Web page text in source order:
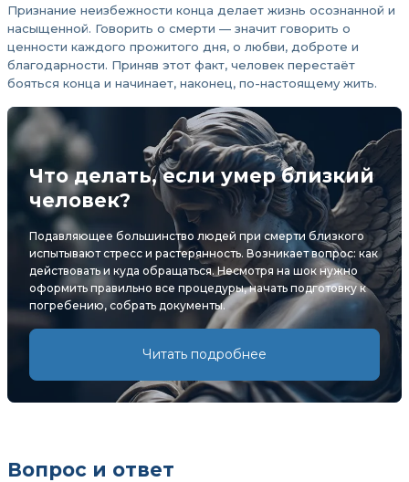
Признание неизбежности конца делает жизнь осознанной и
насыщенной. Говорить о смерти — значит говорить о
ценности каждого прожитого дня, о любви, доброте и
благодарности. Приняв этот факт, человек перестаёт
бояться конца и начинает, наконец, по-настоящему жить.
Что делать, если умер близкий
человек?
Подавляющее большинство людей при смерти близкого
испытывают стресс и растерянность. Возникает вопрос: как
действовать и куда обращаться. Несмотря на шок нужно
оформить правильно все процедуры, начать подготовку к
погребению, собрать документы.
Читать подробнее
Вопрос и ответ